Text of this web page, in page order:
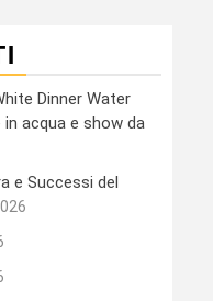
Dinner Water
in acqua e show da
e Successi del